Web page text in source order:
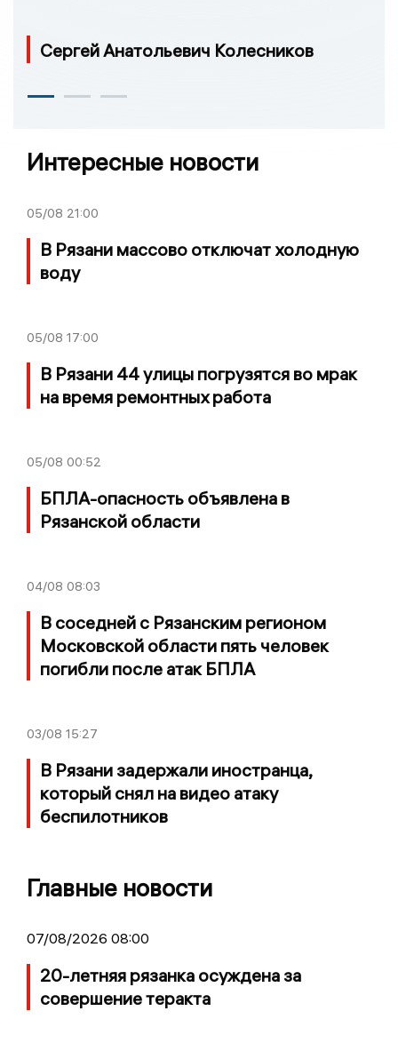
Сергей Анатольевич Колесников
Интересные новости
05/08 21:00
В Рязани массово отключат холодную
воду
05/08 17:00
В Рязани 44 улицы погрузятся во мрак
на время ремонтных работа
05/08 00:52
БПЛА-опасность объявлена в
Рязанской области
04/08 08:03
В соседней с Рязанским регионом
Московской области пять человек
погибли после атак БПЛА
03/08 15:27
В Рязани задержали иностранца,
который снял на видео атаку
беспилотников
Главные новости
07/08/2026 08:00
20-летняя рязанка осуждена за
совершение теракта